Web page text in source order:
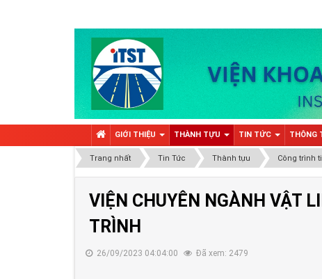
GIỚI THIỆU THÀNH TỰU TIN TỨC THÔNG
Trang nhất Tin Tức Thành tựu Công trình
VIỆN CHUYÊN NGÀNH VẬT
TRÌNH
26/09/2023 04:04:00 Đã xem: 2479